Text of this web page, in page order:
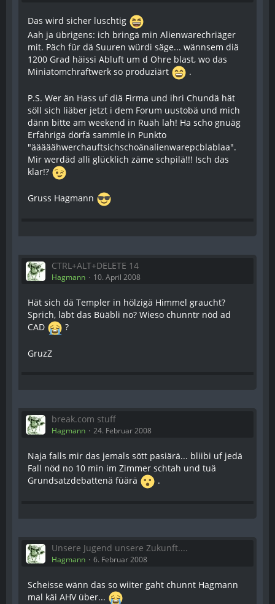
Das wird sicher luschtig
Aah ja übrigens: ich bringä min Alienwarechriäger
mit. Päch für dä Suuren würdi säge... wännsem diä
1200 Grad häissi Abluft um d Ohre blast, wo das
Miniatomchraftwerk so produziärt
.
P.S. Wer än Hass uf diä Firma und ihri Chundä hät
söll sich liäber jetzt i dem Forum uustobä und mich
dänn bitte am weekend in Ruäh lah! Ha scho gnuäg
Erfahrigä dörfä sammle in Punkto
"ääääähwerchauftsichschoänalienwarepcblablaa".
Mir werdäd alli glücklich zäme schpilä!!! Isch das
klar!?
Gruss Hagmann
CTRL+ALT+DELETE 14
Hagmann 10. April 2008
Hät sich dä Templer in hölzigä Himmel graucht?
Sprich, läbt das Büäbli no? Wieso chunntr nöd ad
CAD
?
GruzZ
break.com stuff
Hagmann 24. Februar 2008
Naja falls mir das jemals sött pasiärä... bliibi uf jedä
Fall nöd no 10 min im Zimmer schtah und tuä
Grundsatzdebattenä füärä
.
Unsere Jugend unsere Zukunft....
Hagmann 6. Februar 2008
Scheisse wänn das so wiiter gaht chunnt Hagmann
mal käi AHV über...